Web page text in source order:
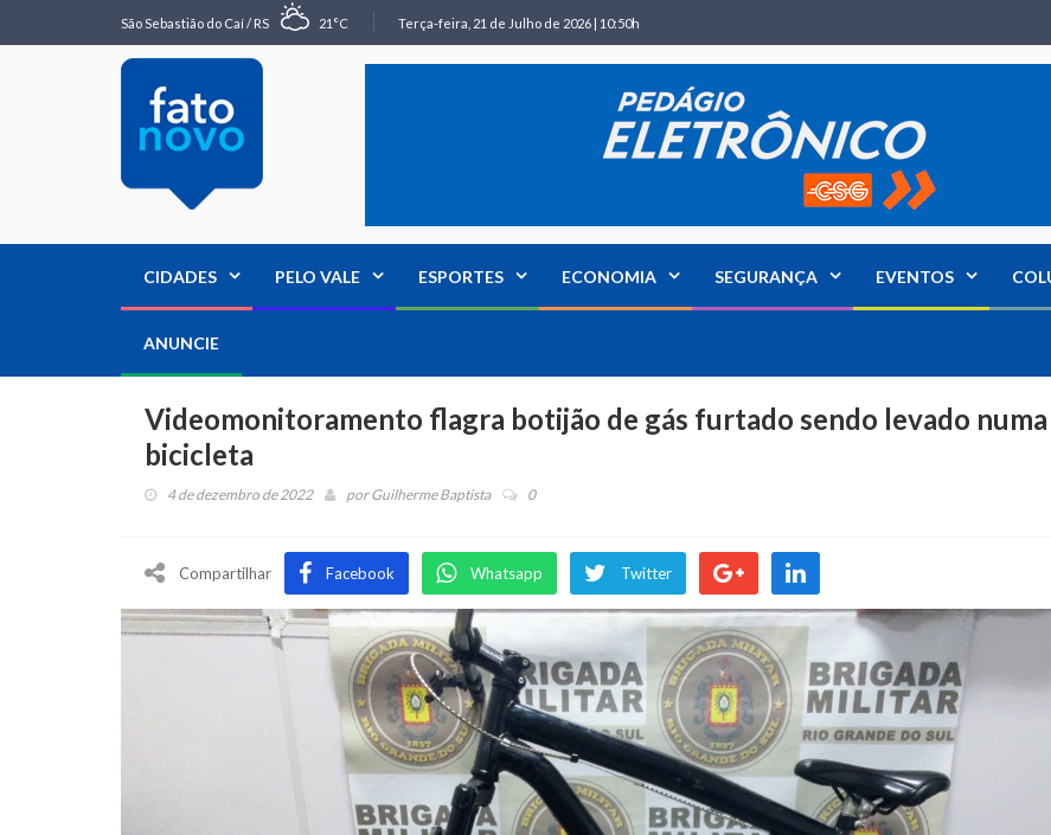
São Sebastião do Caí / RS 21°C Terça-feira, 21 de Julho de 2026 | 10:50h
CIDADES PELO VALE ESPORTES ECONOMIA SEGURANÇA EVENTOS
ANUNCIE
Videomonitoramento flagra botijão de gás furtado sendo levado numa
bicicleta
4 de dezembro de 2022 porGuilherme Baptista 0
Compartilhar Facebook Whatsapp Twitter